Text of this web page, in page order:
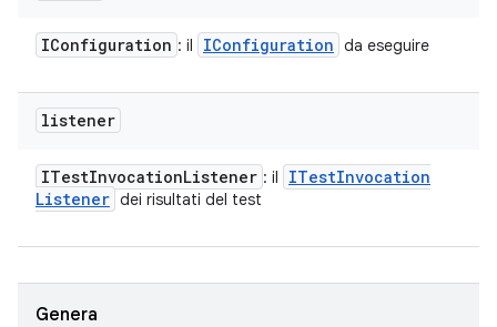
IConfiguration : il IConfiguration da eseguire
listener
ITestInvocationListener : il ITestInvocation
Listener dei risultati del test
Genera